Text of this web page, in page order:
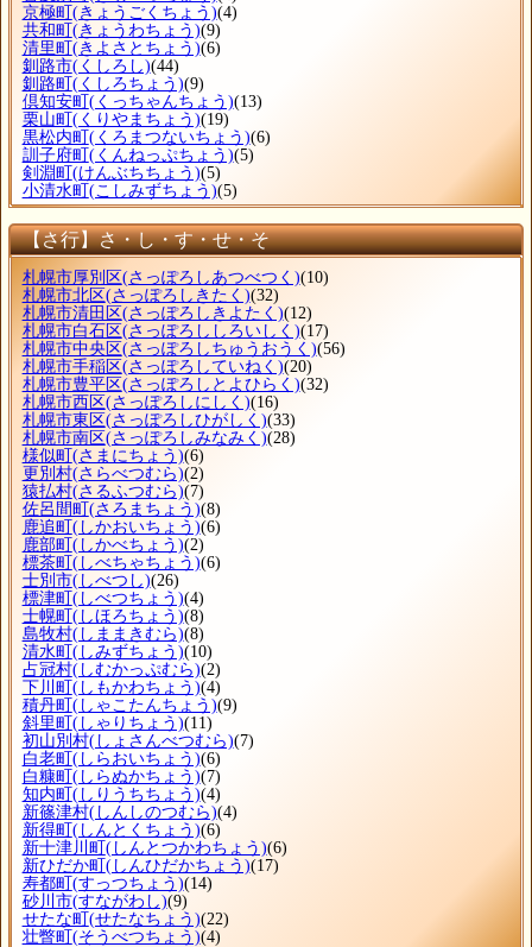
京極町 (きょうごくちょう)(4)
共和町 (きょうわちょう)(9)
清里町 (きよさとちょう)(6)
釧路市(くしろし)(44)
釧路町 (くしろちょう)(9)
倶知安町 (くっちゃんちょう)(13)
栗山町 (くりやまちょう)(19)
黒松内町 (くろまつないちょう)(6)
訓子府町 (くんねっぷちょう)(5)
剣淵町 (けんぶちちょう)(5)
小清水町 (こしみずちょう)(5)
【さ行】さ・し・す・せ・そ
札幌市厚別区(さっぽろしあつべつく)(10)
札幌市北区(さっぽろしきたく)(32)
札幌市清田区(さっぽろしきよたく)(12)
札幌市白石区(さっぽろししろいしく)(17)
札幌市中央区(さっぽろしちゅうおうく)(56)
札幌市手稲区(さっぽろしていねく)(20)
札幌市豊平区(さっぽろしとよひらく)(32)
札幌市西区(さっぽろしにしく)(16)
札幌市東区(さっぽろしひがしく)(33)
札幌市南区(さっぽろしみなみく)(28)
様似町(さまにちょう)(6)
更別村(さらべつむら)(2)
猿払村(さるふつむら)(7)
佐呂間町(さろまちょう)(8)
鹿追町(しかおいちょう)(6)
鹿部町(しかべちょう)(2)
標茶町(しべちゃちょう)(6)
士別市(しべつし)(26)
標津町(しべつちょう)(4)
士幌町(しほろちょう)(8)
島牧村(しままきむら)(8)
清水町(しみずちょう)(10)
占冠村(しむかっぷむら)(2)
下川町(しもかわちょう)(4)
積丹町(しゃこたんちょう)(9)
斜里町(しゃりちょう)(11)
初山別村(しょさんべつむら)(7)
白老町(しらおいちょう)(6)
白糠町(しらぬかちょう)(7)
知内町(しりうちちょう)(4)
新篠津村(しんしのつむら)(4)
新得町(しんとくちょう)(6)
新十津川町(しんとつかわちょう)(6)
新ひだか町(しんひだかちょう)(17)
寿都町(すっつちょう)(14)
砂川市(すながわし)(9)
せたな町(せたなちょう)(22)
壮瞥町(そうべつちょう)(4)